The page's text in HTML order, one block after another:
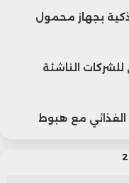
وعود اجتماعية،
كمساهم في
قد يخلق
السوق
بجهاز محمول
الناشئة
الغذائي مع هبوط